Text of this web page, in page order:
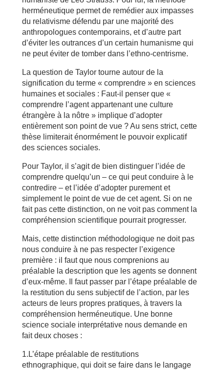
herméneutique permet de remédier aux impasses
du relativisme défendu par une majorité des
anthropologues contemporains, et d’autre part
d’éviter les outrances d’un certain humanisme qui
ne peut éviter de tomber dans l’ethno-centrisme.
La question de Taylor tourne autour de la
signification du terme « comprendre » en sciences
humaines et sociales : Faut-il penser que «
comprendre l’agent appartenant une culture
étrangère à la nôtre » implique d’adopter
entièrement son point de vue ? Au sens strict, cette
thèse limiterait énormément le pouvoir explicatif
des sciences sociales.
Pour Taylor, il s’agit de bien distinguer l’idée de
comprendre quelqu’un – ce qui peut conduire à le
contredire – et l’idée d’adopter purement et
simplement le point de vue de cet agent. Si on ne
fait pas cette distinction, on ne voit pas comment la
compréhension scientifique pourrait progresser.
Mais, cette distinction méthodologique ne doit pas
nous conduire à ne pas respecter l’exigence
première : il faut que nous comprenions au
préalable la description que les agents se donnent
d’eux-même. Il faut passer par l’étape préalable de
la restitution du sens subjectif de l’action, par les
acteurs de leurs propres pratiques, à travers la
compréhension herméneutique. Une bonne
science sociale interprétative nous demande en
fait deux choses :
1.L’étape préalable de restitutions
ethnographique, qui doit se faire dans le langage